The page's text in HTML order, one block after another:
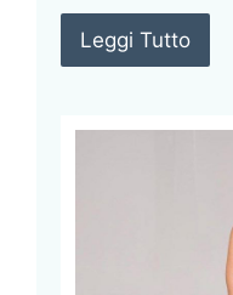
Leggi Tutto